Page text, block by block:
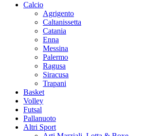
Calcio
Agrigento
Caltanissetta
Catania
Enna
Messina
Palermo
Ragusa
Siracusa
Trapani
Basket
Volley
Futsal
Pallanuoto
Altri Sport